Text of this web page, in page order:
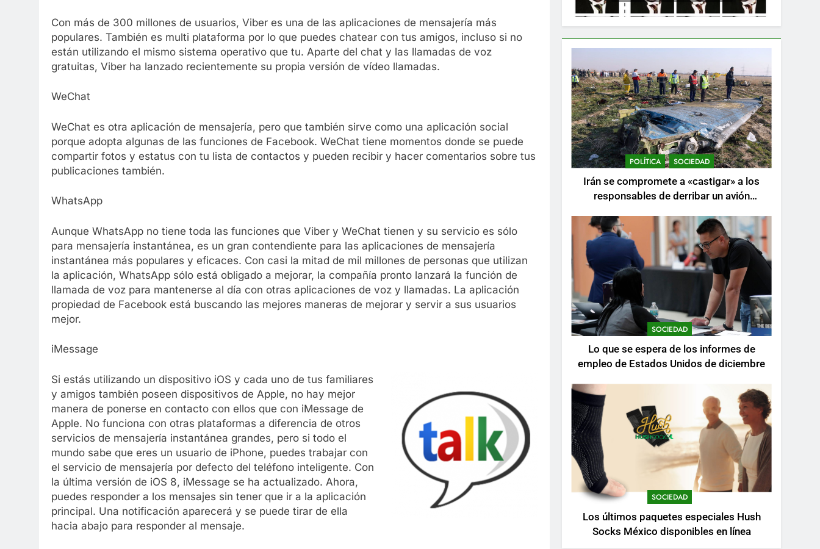
Con más de 300 millones de usuarios, Viber es una de las aplicaciones de mensajería más
populares. También es multi plataforma por lo que puedes chatear con tus amigos, incluso si no
están utilizando el mismo sistema operativo que tu. Aparte del chat y las llamadas de voz
gratuitas, Viber ha lanzado recientemente su propia versión de vídeo llamadas.
WeChat
WeChat es otra aplicación de mensajería, pero que también sirve como una aplicación social
porque adopta algunas de las funciones de Facebook. WeChat tiene momentos donde se puede
compartir fotos y estatus con tu lista de contactos y pueden recibir y hacer comentarios sobre tus
publicaciones también.
WhatsApp
Aunque WhatsApp no tiene toda las funciones que Viber y WeChat tienen y su servicio es sólo
para mensajería instantánea, es un gran contendiente para las aplicaciones de mensajería
instantánea más populares y eficaces. Con casi la mitad de mil millones de personas que utilizan
la aplicación, WhatsApp sólo está obligado a mejorar, la compañía pronto lanzará la función de
llamada de voz para mantenerse al día con otras aplicaciones de voz y llamadas. La aplicación
propiedad de Facebook está buscando las mejores maneras de mejorar y servir a sus usuarios
mejor.
iMessage
Si estás utilizando un dispositivo iOS y cada uno de tus familiares
y amigos también poseen dispositivos de Apple, no hay mejor
manera de ponerse en contacto con ellos que con iMessage de
Apple. No funciona con otras plataformas a diferencia de otros
servicios de mensajería instantánea grandes, pero si todo el
mundo sabe que eres un usuario de iPhone, puedes trabajar con
el servicio de mensajería por defecto del teléfono inteligente. Con
la última versión de iOS 8, iMessage se ha actualizado. Ahora,
puedes responder a los mensajes sin tener que ir a la aplicación
principal. Una notificación aparecerá y se puede tirar de ella
hacia abajo para responder al mensaje.
POLÍTICA SOCIEDAD
Irán se compromete a «castigar» a los
responsables de derribar un avión
SOCIEDAD
Lo que se espera de los informes de
empleo de Estados Unidos de diciembre
SOCIEDAD
Los últimos paquetes especiales Hush
Socks México disponibles en línea